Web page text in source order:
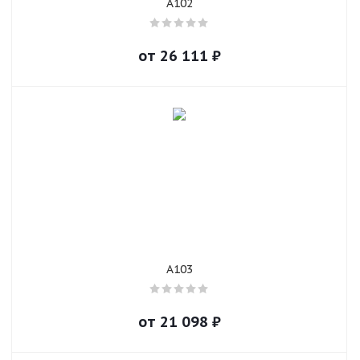
A102
от 26 111 ₽
A103
от 21 098 ₽